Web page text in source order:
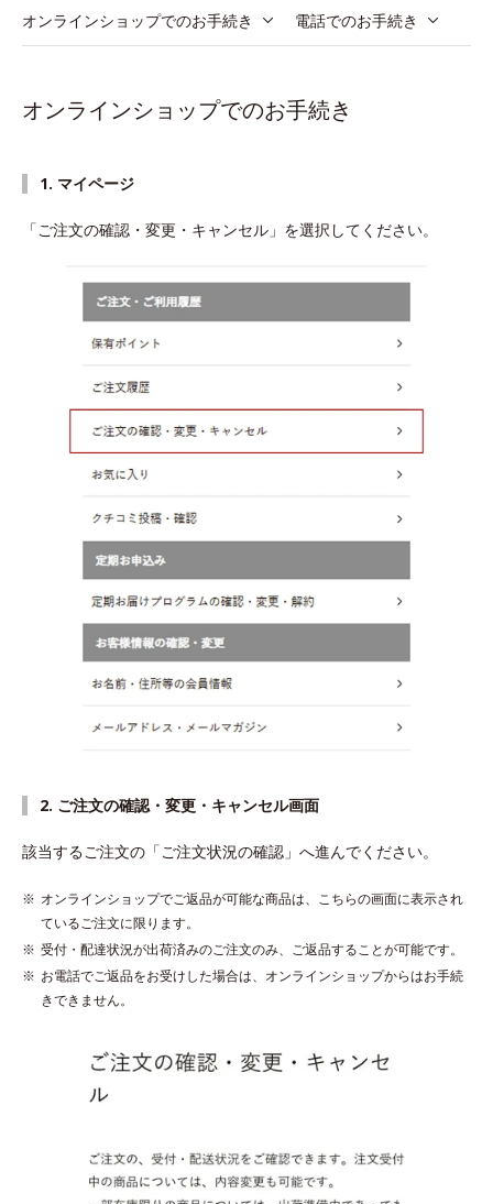
オンラインショップでのお手続き 電話でのお手続き
オンラインショップでのお手続き
1. マイページ
「ご注文の確認・変更・キャンセル」を選択してください。
2. ご注文の確認・変更・キャンセル画面
該当するご注文の「ご注文状況の確認」へ進んでください。
オンラインショップでご返品が可能な商品は、こちらの画面に表示され
ているご注文に限ります。
受付・配達状況が出荷済みのご注文のみ、ご返品することが可能です。
お電話でご返品をお受けした場合は、オンラインショップからはお手続
きできません。